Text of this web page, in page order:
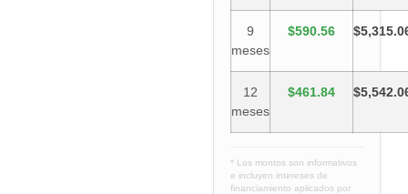
9
meses
$590.56
12
meses
$461.84
* Los montos son informativos
e incluyen intereses de
financiamiento aplicados por